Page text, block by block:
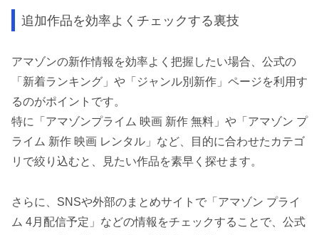
追加作品を効率よくチェックする裏技
アマゾンの新作情報を効率よく把握したい場合、公式の
「新着ランキング」や「ジャンル別新作」ページを利用す
るのがポイントです。
特に「アマゾンプライム 映画 新作 無料」や「アマゾン プ
ライム 新作 映画 レンタル」など、目的に合わせたカテゴ
リで絞り込むと、見たい作品を素早く探せます。
さらに、SNSや外部のまとめサイトで「アマゾン プライ
ム 4月配信予定」などの情報をチェックすることで、公式